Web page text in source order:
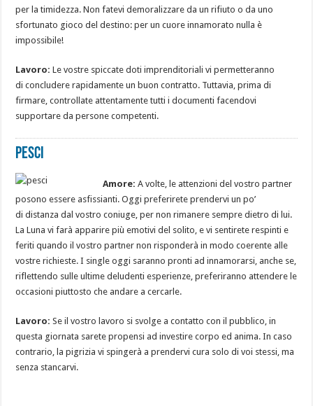
per la timidezza. Non fatevi demoralizzare da un rifiuto o da uno
sfortunato gioco del destino: per un cuore innamorato nulla è
impossibile!
Lavoro: Le vostre spiccate doti imprenditoriali vi permetteranno
di concludere rapidamente un buon contratto. Tuttavia, prima di
firmare, controllate attentamente tutti i documenti facendovi
supportare da persone competenti.
Pesci
Amore: A volte, le attenzioni del vostro partner
posono essere asfissianti. Oggi preferirete prendervi un po’
di distanza dal vostro coniuge, per non rimanere sempre dietro di lui.
La Luna vi farà apparire più emotivi del solito, e vi sentirete respinti e
feriti quando il vostro partner non risponderà in modo coerente alle
vostre richieste. I single oggi saranno pronti ad innamorarsi, anche se,
riflettendo sulle ultime deludenti esperienze, preferiranno attendere le
occasioni piuttosto che andare a cercarle.
Lavoro: Se il vostro lavoro si svolge a contatto con il pubblico, in
questa giornata sarete propensi ad investire corpo ed anima. In caso
contrario, la pigrizia vi spingerà a prendervi cura solo di voi stessi, ma
senza stancarvi.